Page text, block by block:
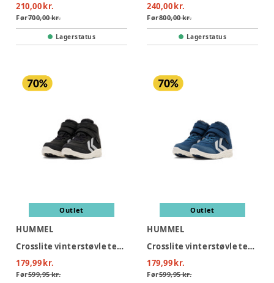
210,00 kr.
Før700,00 kr.
Lagerstatus
240,00 kr.
Før800,00 kr.
Lagerstatus
Outlet
HUMMEL
Crosslite vinterstøvle tex jr - 2352
179,99 kr.
Før599,95 kr.
Outlet
HUMMEL
Crosslite vinterstøvle tex jr - 7642
179,99 kr.
Før599,95 kr.